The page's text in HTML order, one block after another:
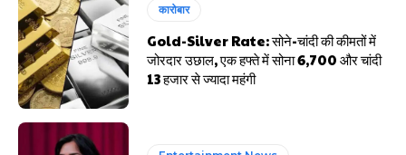
कारोबार
Gold-Silver Rate: सोने-चांदी की कीमतों में
जोरदार उछाल, एक हफ्ते में सोना ₹6,700 और चांदी
₹13 हजार से ज्यादा महंगी